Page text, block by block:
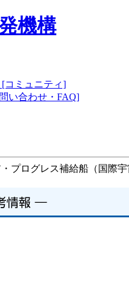
機構
コミュニティ]
い合わせ・FAQ]
プログレス補給船（国際